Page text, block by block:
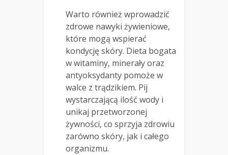
Warto również wprowadzić
zdrowe nawyki żywieniowe,
które mogą wspierać
kondycję skóry. Dieta bogata
w witaminy, minerały oraz
antyoksydanty pomoże w
walce z trądzikiem. Pij
wystarczającą ilość wody i
unikaj przetworzonej
żywności, co sprzyja zdrowiu
zarówno skóry, jak i całego
organizmu.